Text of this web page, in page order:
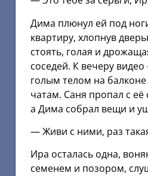
Дима плюнул ей под
квартиру, хлопнув
стоять, голая и
соседей. К вечеру
голым телом на
чатам. Саня пропал с её
а Дима собрал вещи и
— Живи с ними, раз
Ира осталась одна,
семенем и позором,